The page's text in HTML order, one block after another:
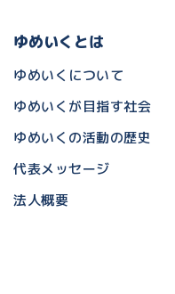
ゆめいくとは
ゆめいくについて
ゆめいくが目指す社会
ゆめいくの活動の歴史
代表メッセージ
法人概要